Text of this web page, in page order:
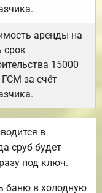
аренды на
срок
15000
ГСМ за счёт
в
сруб будет
под ключ.
баню в холодную